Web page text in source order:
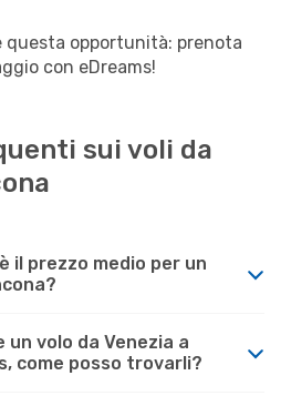
opportunità: prenota
con eDreams!
sui voli da
il prezzo medio per un
volo da Venezia a
come posso trovarli?